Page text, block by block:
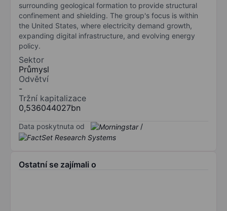
surrounding geological formation to provide structural
confinement and shielding. The group's focus is within
the United States, where electricity demand growth,
expanding digital infrastructure, and evolving energy
policy.
Sektor
Průmysl
Odvětví
-
Tržní kapitalizace
0,536044027bn
Data poskytnuta od /
Ostatní se zajímali o